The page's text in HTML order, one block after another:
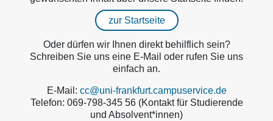
zur Startseite
Oder dürfen wir Ihnen direkt behilflich sein?
Schreiben Sie uns eine E-Mail oder rufen Sie uns
einfach an.
E-Mail: cc@uni-frankfurt.campuservice.de
Telefon: 069-798-345 56 (Kontakt für Studierende
und Absolvent*innen)